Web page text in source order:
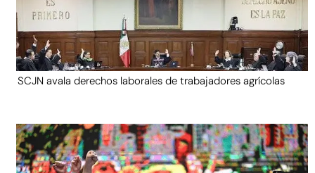
SCJN avala derechos laborales de trabajadores agrícolas